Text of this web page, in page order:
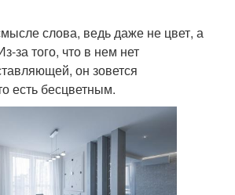
слова, ведь даже не цвет, а
за того, что в нем нет
он зовется
есть бесцветным.